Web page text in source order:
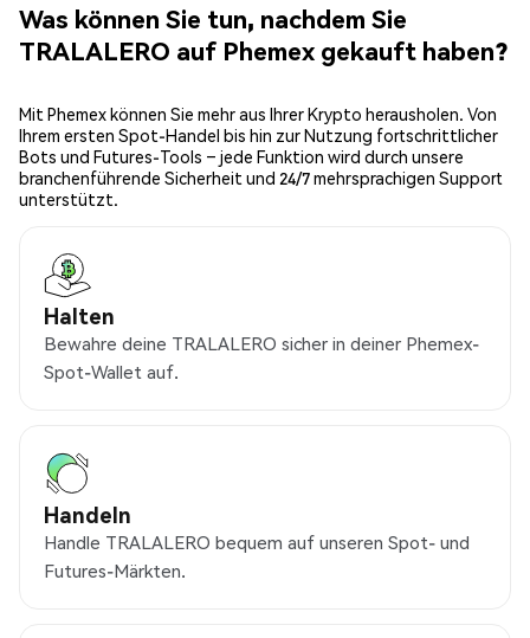
Was können Sie tun, nachdem Sie
TRALALERO auf Phemex gekauft haben?
Mit Phemex können Sie mehr aus Ihrer Krypto herausholen. Von
Ihrem ersten Spot-Handel bis hin zur Nutzung fortschrittlicher
Bots und Futures-Tools – jede Funktion wird durch unsere
branchenführende Sicherheit und 24/7 mehrsprachigen Support
unterstützt.
Halten
Bewahre deine TRALALERO sicher in deiner Phemex-
Spot-Wallet auf.
Handeln
Handle TRALALERO bequem auf unseren Spot- und
Futures-Märkten.